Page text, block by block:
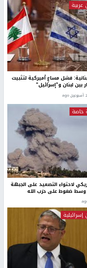
فشل مساعٍ أميركية لتثبيت
بين لبنان و"إسرائيل"
خاصة
لاحتواء التصعيد على الجبهة
وسط ضغوط على حزب الله